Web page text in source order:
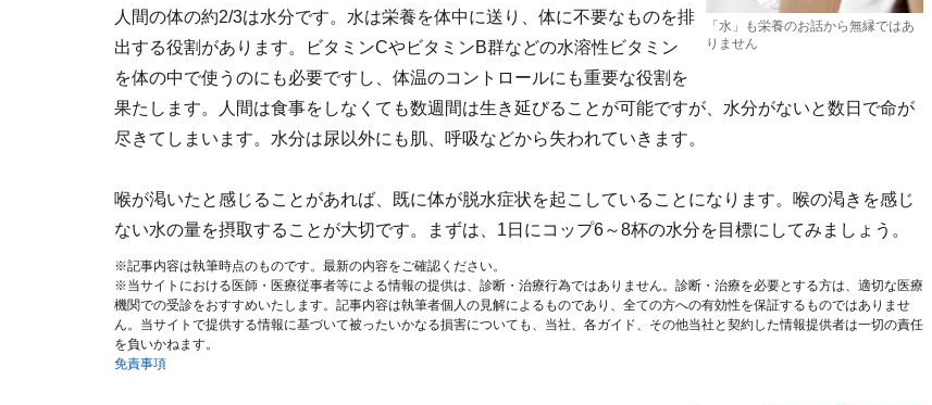
「水」も栄養のお話から無縁ではあ
りません
人間の体の約2/3は水分です。水は栄養を体中に送り、体に不要なものを排
出する役割があります。ビタミンCやビタミンB群などの水溶性ビタミン
を体の中で使うのにも必要ですし、体温のコントロールにも重要な役割を
果たします。人間は食事をしなくても数週間は生き延びることが可能ですが、水分がないと数日で命が
尽きてしまいます。水分は尿以外にも肌、呼吸などから失われていきます。
喉が渇いたと感じることがあれば、既に体が脱水症状を起こしていることになります。喉の渇きを感じ
ない水の量を摂取することが大切です。まずは、1日にコップ6～8杯の水分を目標にしてみましょう。
※記事内容は執筆時点のものです。最新の内容をご確認ください。
※当サイトにおける医師・医療従事者等による情報の提供は、診断・治療行為ではありません。診断・治療を必要とする方は、適切な医療
機関での受診をおすすめいたします。記事内容は執筆者個人の見解によるものであり、全ての方への有効性を保証するものではありませ
ん。当サイトで提供する情報に基づいて被ったいかなる損害についても、当社、各ガイド、その他当社と契約した情報提供者は一切の責任
を負いかねます。
免責事項